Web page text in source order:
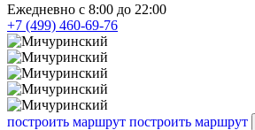
Ежедневно с 8:00 до 22:00
+7 (499) 460-69-76
построить маршрут построить маршрут